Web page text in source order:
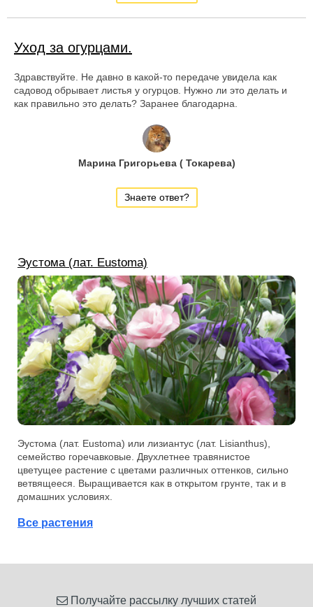
Уход за огурцами.
Здравствуйте. Не давно в какой-то передаче увидела как
садовод обрывает листья у огурцов. Нужно ли это делать и
как правильно это делать? Заранее благодарна.
Марина Григорьева ( Токарева)
Знаете ответ?
Эустома (лат. Eustoma)
Эустома (лат. Eustoma) или лизиантус (лат. Lisianthus),
семейство горечавковые. Двухлетнее травянистое
цветущее растение с цветами различных оттенков, сильно
ветвящееся. Выращивается как в открытом грунте, так и в
домашних условиях.
Все растения
Получайте рассылку лучших статей